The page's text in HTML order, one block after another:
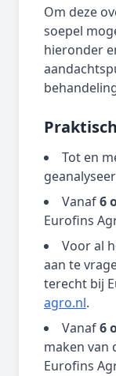
Om deze
soepel
hieronder
Tot en
Vanaf6
Eurofins
Voor al
aan te
terecht bij
agro.nl.
Vanaf6
maken van
Eurofins